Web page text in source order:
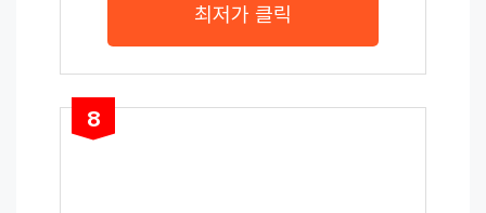
최저가 클릭
8